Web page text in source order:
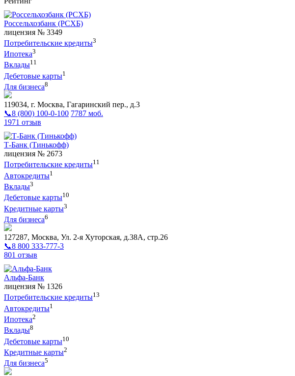
Россельхозбанк (РСХБ)
лицензия № 3349
Потребительские кредиты3
Ипотека3
Вклады11
Дебетовые карты1
Для бизнеса8
119034, г. Москва, Гагаринский пер., д.3
📞8 (800) 100-0-100 7787 моб.
1971 отзыв
Т-Банк (Тинькофф)
лицензия № 2673
Потребительские кредиты11
Автокредиты1
Вклады3
Дебетовые карты10
Кредитные карты3
Для бизнеса6
127287, Москва, Ул. 2-я Хуторская, д.38А, стр.26
📞8 800 333-777-3
801 отзыв
Альфа-Банк
лицензия № 1326
Потребительские кредиты13
Автокредиты1
Ипотека2
Вклады8
Дебетовые карты10
Кредитные карты2
Для бизнеса5